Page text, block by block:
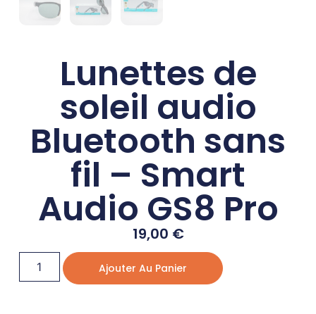
Lunettes de
soleil audio
Bluetooth sans
fil – Smart
Audio GS8 Pro
19,00 €
Ajouter Au Panier